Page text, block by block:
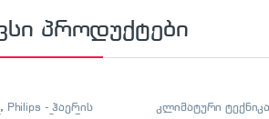
პროდუქტები
, Philips - ჰაერის
კლიმატური ტექნიკა